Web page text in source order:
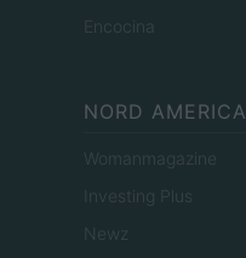
Encocina
NORD AMERICA
Womanmagazine
Investing Plus
Newz